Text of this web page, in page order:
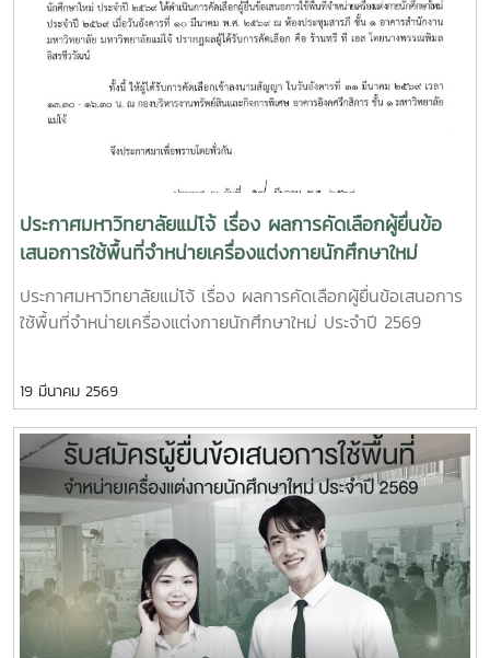
ประกาศมหาวิทยาลัยแม่โจ้ เรื่อง ผลการคัดเลือกผู้ยื่นข้อ
เสนอการใช้พื้นที่จำหน่ายเครื่องแต่งกายนักศึกษาใหม่
ประกาศมหาวิทยาลัยแม่โจ้ เรื่อง ผลการคัดเลือกผู้ยื่นข้อเสนอการ
ใช้พื้นที่จำหน่ายเครื่องแต่งกายนักศึกษาใหม่ ประจำปี 2569
19 มีนาคม 2569